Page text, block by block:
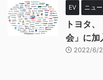
EV ニュ
トヨタ
会」に加
2022/6/